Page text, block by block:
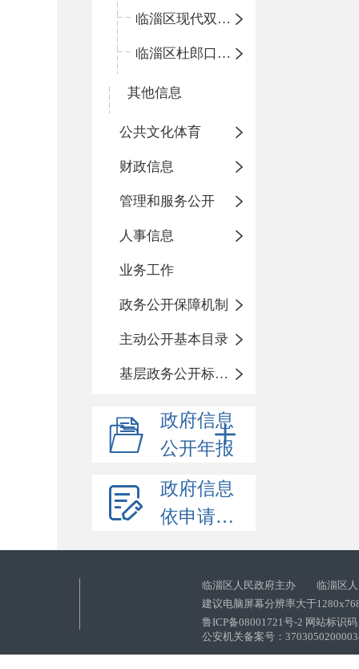
临淄区现代双语学校
临淄区杜郎口小学
其他信息
公共文化体育
财政信息
管理和服务公开
人事信息
业务工作
政务公开保障机制
主动公开基本目录
基层政务公开标准化目录
政府信息
公开年报
政府信息
依申请公开
临淄区人民政府主办 临淄区人
建议电脑屏幕分辨率大于
鲁ICP备08001721号-2 网站标识
公安机关备案号：